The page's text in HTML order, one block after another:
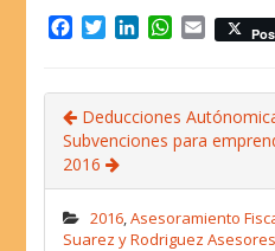
F
e
b
o
o
k
T
t
t
e
r
L
k
e
d
n
W
t
s
A
p
E
m
i
l
Deducciones
Subvenciones para
2016
2016 ,Asesoramiento
Suarez y Rodriguez Asesores